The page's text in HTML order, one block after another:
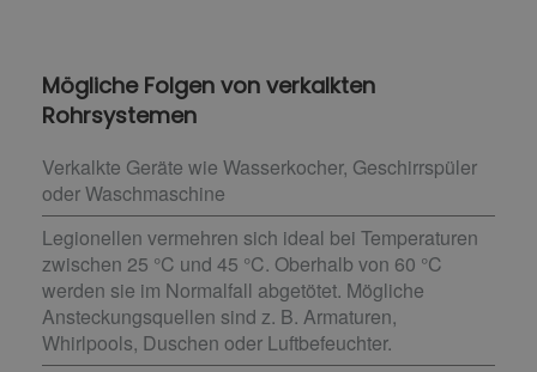
Mögliche Folgen von verkalkten
Rohrsystemen
Verkalkte Geräte wie Wasserkocher, Geschirrspüler
oder Waschmaschine
Legionellen vermehren sich ideal bei Temperaturen
zwischen 25 °C und 45 °C. Oberhalb von 60 °C
werden sie im Normalfall abgetötet. Mögliche
Ansteckungsquellen sind z. B. Armaturen,
Whirlpools, Duschen oder Luftbefeuchter.